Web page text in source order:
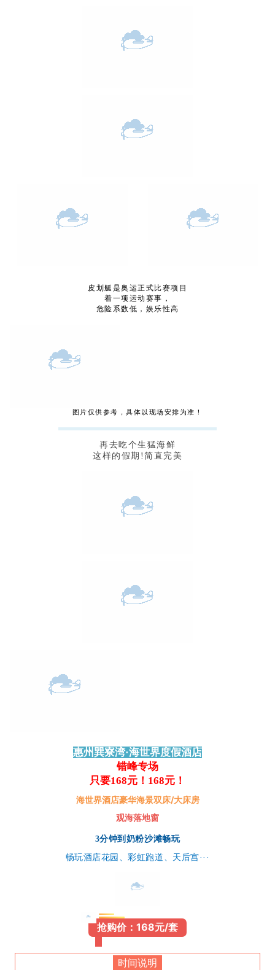
皮划艇是奥运正式比赛项目
着一项运动赛事，
危险系数低，娱乐性高
图片仅供参考，具体以现场安排为准！
再去吃个生猛海鲜
这样的假期!简直完美
惠州巽寮湾·海世界度假酒店
错峰专场
只要168元！168元！
海世界酒店豪华海景双床/大床房
观海落地窗
3分钟到奶粉沙滩畅玩
畅玩酒店花园、彩虹跑道、天后宫···
抢购价：168元/套
时间说明